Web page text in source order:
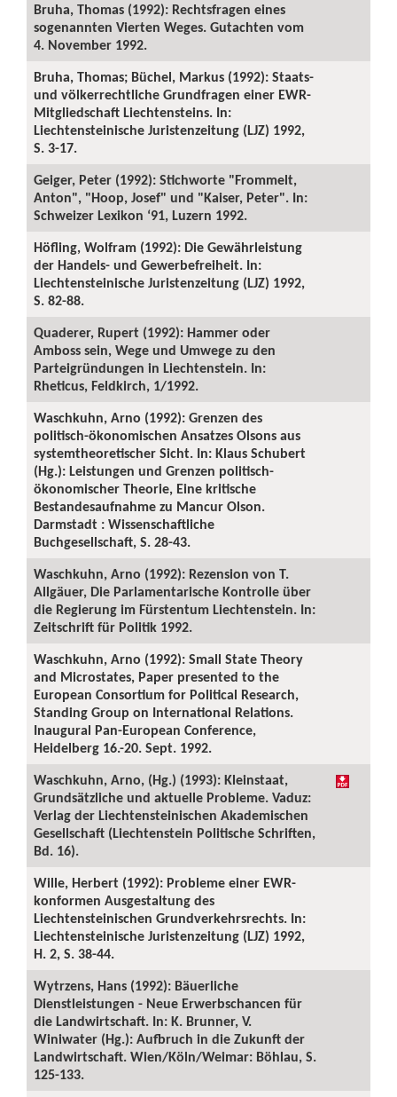
Bruha, Thomas (1992): Rechtsfragen eines
sogenannten Vierten Weges. Gutachten vom
4. November 1992.
Bruha, Thomas; Büchel, Markus (1992): Staats-
und völkerrechtliche Grundfragen einer EWR-
Mitgliedschaft Liechtensteins. In:
Liechtensteinische Juristenzeitung (LJZ) 1992,
S. 3-17.
Geiger, Peter (1992): Stichworte "Frommelt,
Anton", "Hoop, Josef" und "Kaiser, Peter". In:
Schweizer Lexikon ‘91, Luzern 1992.
Höfling, Wolfram (1992): Die Gewährleistung
der Handels- und Gewerbefreiheit. In:
Liechtensteinische Juristenzeitung (LJZ) 1992,
S. 82-88.
Quaderer, Rupert (1992): Hammer oder
Amboss sein, Wege und Umwege zu den
Parteigründungen in Liechtenstein. In:
Rheticus, Feldkirch, 1/1992.
Waschkuhn, Arno (1992): Grenzen des
politisch-ökonomischen Ansatzes Olsons aus
systemtheoretischer Sicht. In: Klaus Schubert
(Hg.): Leistungen und Grenzen politisch-
ökonomischer Theorie, Eine kritische
Bestandesaufnahme zu Mancur Olson.
Darmstadt : Wissenschaftliche
Buchgesellschaft, S. 28-43.
Waschkuhn, Arno (1992): Rezension von T.
Allgäuer, Die Parlamentarische Kontrolle über
die Regierung im Fürstentum Liechtenstein. In:
Zeitschrift für Politik 1992.
Waschkuhn, Arno (1992): Small State Theory
and Microstates, Paper presented to the
European Consortium for Political Research,
Standing Group on International Relations.
Inaugural Pan-European Conference,
Heidelberg 16.-20. Sept. 1992.
Waschkuhn, Arno, (Hg.) (1993): Kleinstaat,
Grundsätzliche und aktuelle Probleme. Vaduz:
Verlag der Liechtensteinischen Akademischen
Gesellschaft (Liechtenstein Politische Schriften,
Bd. 16).
Wille, Herbert (1992): Probleme einer EWR-
konformen Ausgestaltung des
Liechtensteinischen Grundverkehrsrechts. In:
Liechtensteinische Juristenzeitung (LJZ) 1992,
H. 2, S. 38-44.
Wytrzens, Hans (1992): Bäuerliche
Dienstleistungen - Neue Erwerbschancen für
die Landwirtschaft. In: K. Brunner, V.
Winiwater (Hg.): Aufbruch in die Zukunft der
Landwirtschaft. Wien/Köln/Weimar: Böhlau, S.
125-133.